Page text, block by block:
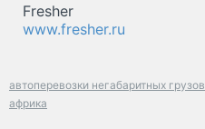
Fresher
www.fresher.ru
автоперевозки негабаритных грузов
африка